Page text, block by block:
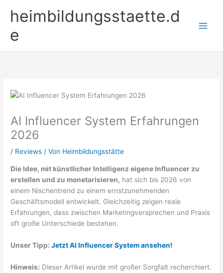
Inhaltheimbildungsstaette.d
e
AI Influencer System Erfahrungen
2026
/ Reviews / Von Heimbildungsstätte
Die Idee, mit künstlicher Intelligenz eigene Influencer zu
erstellen und zu monetarisieren, hat sich bis 2026 von
einem Nischentrend zu einem ernstzunehmenden
Geschäftsmodell entwickelt. Gleichzeitig zeigen reale
Erfahrungen, dass zwischen Marketingversprechen und Praxis
oft große Unterschiede bestehen.
Unser Tipp:Jetzt AI Influencer System ansehen!
Hinweis: Dieser Artikel wurde mit großer Sorgfalt recherchiert.